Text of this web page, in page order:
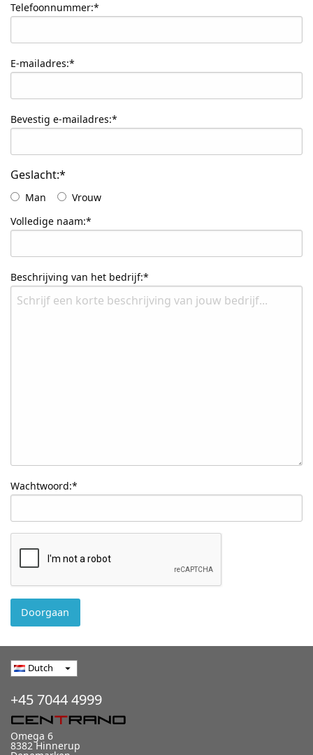
Telefoonnummer:*
E-mailadres:*
Bevestig e-mailadres:*
Geslacht:*
Man
Vrouw
Volledige naam:*
Beschrijving van het bedrijf:*
Wachtwoord:*
Doorgaan
Dutch arrow_drop_down
+45 7044 4999
Omega 6
8382 Hinnerup